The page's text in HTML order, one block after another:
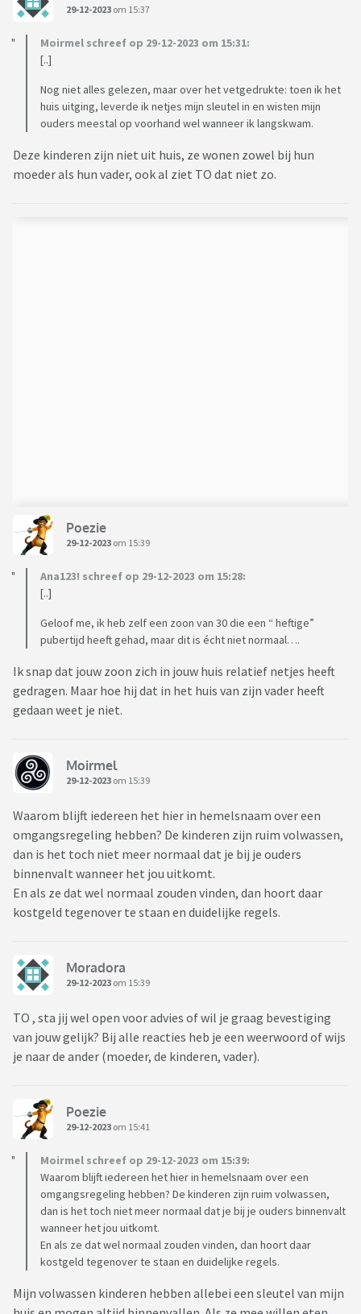
29-12-2023 om 15:37
Moirmel schreef op 29-12-2023 om 15:31:
[..]
Nog niet alles gelezen, maar over het vetgedrukte: toen ik het
huis uitging, leverde ik netjes mijn sleutel in en wisten mijn
ouders meestal op voorhand wel wanneer ik langskwam.
Deze kinderen zijn niet uit huis, ze wonen zowel bij hun
moeder als hun vader, ook al ziet TO dat niet zo.
Poezie
29-12-2023 om 15:39
Ana123! schreef op 29-12-2023 om 15:28:
[..]
Geloof me, ik heb zelf een zoon van 30 die een “ heftige”
pubertijd heeft gehad, maar dit is écht niet normaal….
Ik snap dat jouw zoon zich in jouw huis relatief netjes heeft
gedragen. Maar hoe hij dat in het huis van zijn vader heeft
gedaan weet je niet.
Moirmel
29-12-2023 om 15:39
Waarom blijft iedereen het hier in hemelsnaam over een
omgangsregeling hebben? De kinderen zijn ruim volwassen,
dan is het toch niet meer normaal dat je bij je ouders
binnenvalt wanneer het jou uitkomt.
En als ze dat wel normaal zouden vinden, dan hoort daar
kostgeld tegenover te staan en duidelijke regels.
Moradora
29-12-2023 om 15:39
TO , sta jij wel open voor advies of wil je graag bevestiging
van jouw gelijk? Bij alle reacties heb je een weerwoord of wijs
je naar de ander (moeder, de kinderen, vader).
Poezie
29-12-2023 om 15:41
Moirmel schreef op 29-12-2023 om 15:39:
Waarom blijft iedereen het hier in hemelsnaam over een
omgangsregeling hebben? De kinderen zijn ruim volwassen,
dan is het toch niet meer normaal dat je bij je ouders binnenvalt
wanneer het jou uitkomt.
En als ze dat wel normaal zouden vinden, dan hoort daar
kostgeld tegenover te staan en duidelijke regels.
Mijn volwassen kinderen hebben allebei een sleutel van mijn